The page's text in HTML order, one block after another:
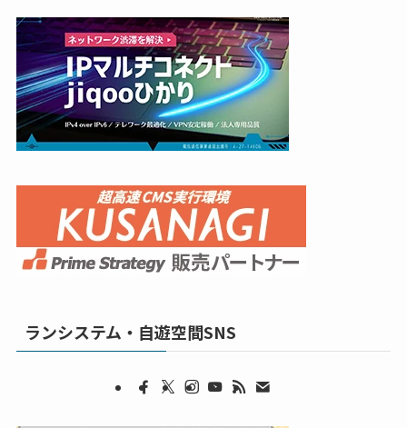
ランシステム・自遊空間SNS